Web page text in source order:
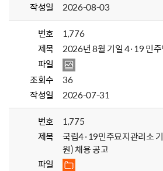
작성일
2026-08-03
번호
1,776
제목
2026년 8월 기일 4·19 민
파일
조회수
36
작성일
2026-07-31
번호
1,775
제목
국립4·19민주묘지관리소
원) 채용 공고
파일